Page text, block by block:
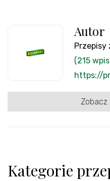
Autor
Przepisy
(215
https://
Kategorie